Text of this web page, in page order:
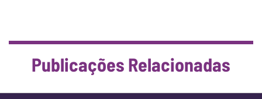
Publicações Relacionadas